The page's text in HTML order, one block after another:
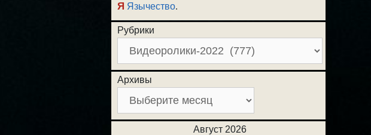
Я Язычество.
Рубрики
Архивы
Август 2026